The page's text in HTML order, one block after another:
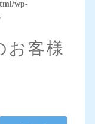
wp-
お客様